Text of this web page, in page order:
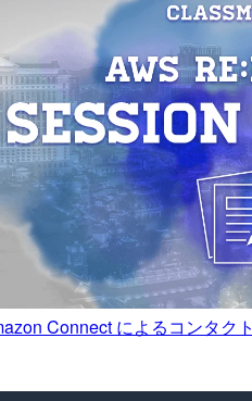
Connect によるコンタク